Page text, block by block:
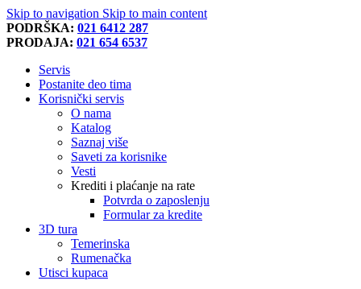
Skip to navigation Skip to main content
PODRŠKA: 021 6412 287
PRODAJA: 021 654 6537
Servis
Postanite deo tima
Korisnički servis
O nama
Katalog
Saznaj više
Saveti za korisnike
Vesti
Krediti i plaćanje na rate
Potvrda o zaposlenju
Formular za kredite
3D tura
Temerinska
Rumenačka
Utisci kupaca